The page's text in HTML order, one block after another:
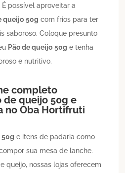
possível aproveitar a
queijo 50g com frios para ter
saboroso. Coloque presunto
Pão de queijo 50g e tenha
e nutritivo.
completo
de queijo 50g e
no Oba Hortifruti
50g e itens de padaria como
sua mesa de lanche.
queijo, nossas lojas oferecem